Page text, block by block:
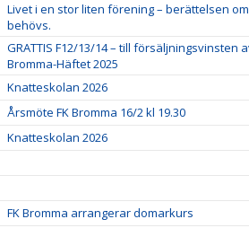
Livet i en stor liten förening – berättelsen
behövs.
GRATTIS F12/13/14 – till försäljningsvinsten
Bromma-Häftet 2025
Knatteskolan 2026
Årsmöte FK Bromma 16/2 kl 19.30
Knatteskolan 2026
FK Bromma arrangerar domarkurs